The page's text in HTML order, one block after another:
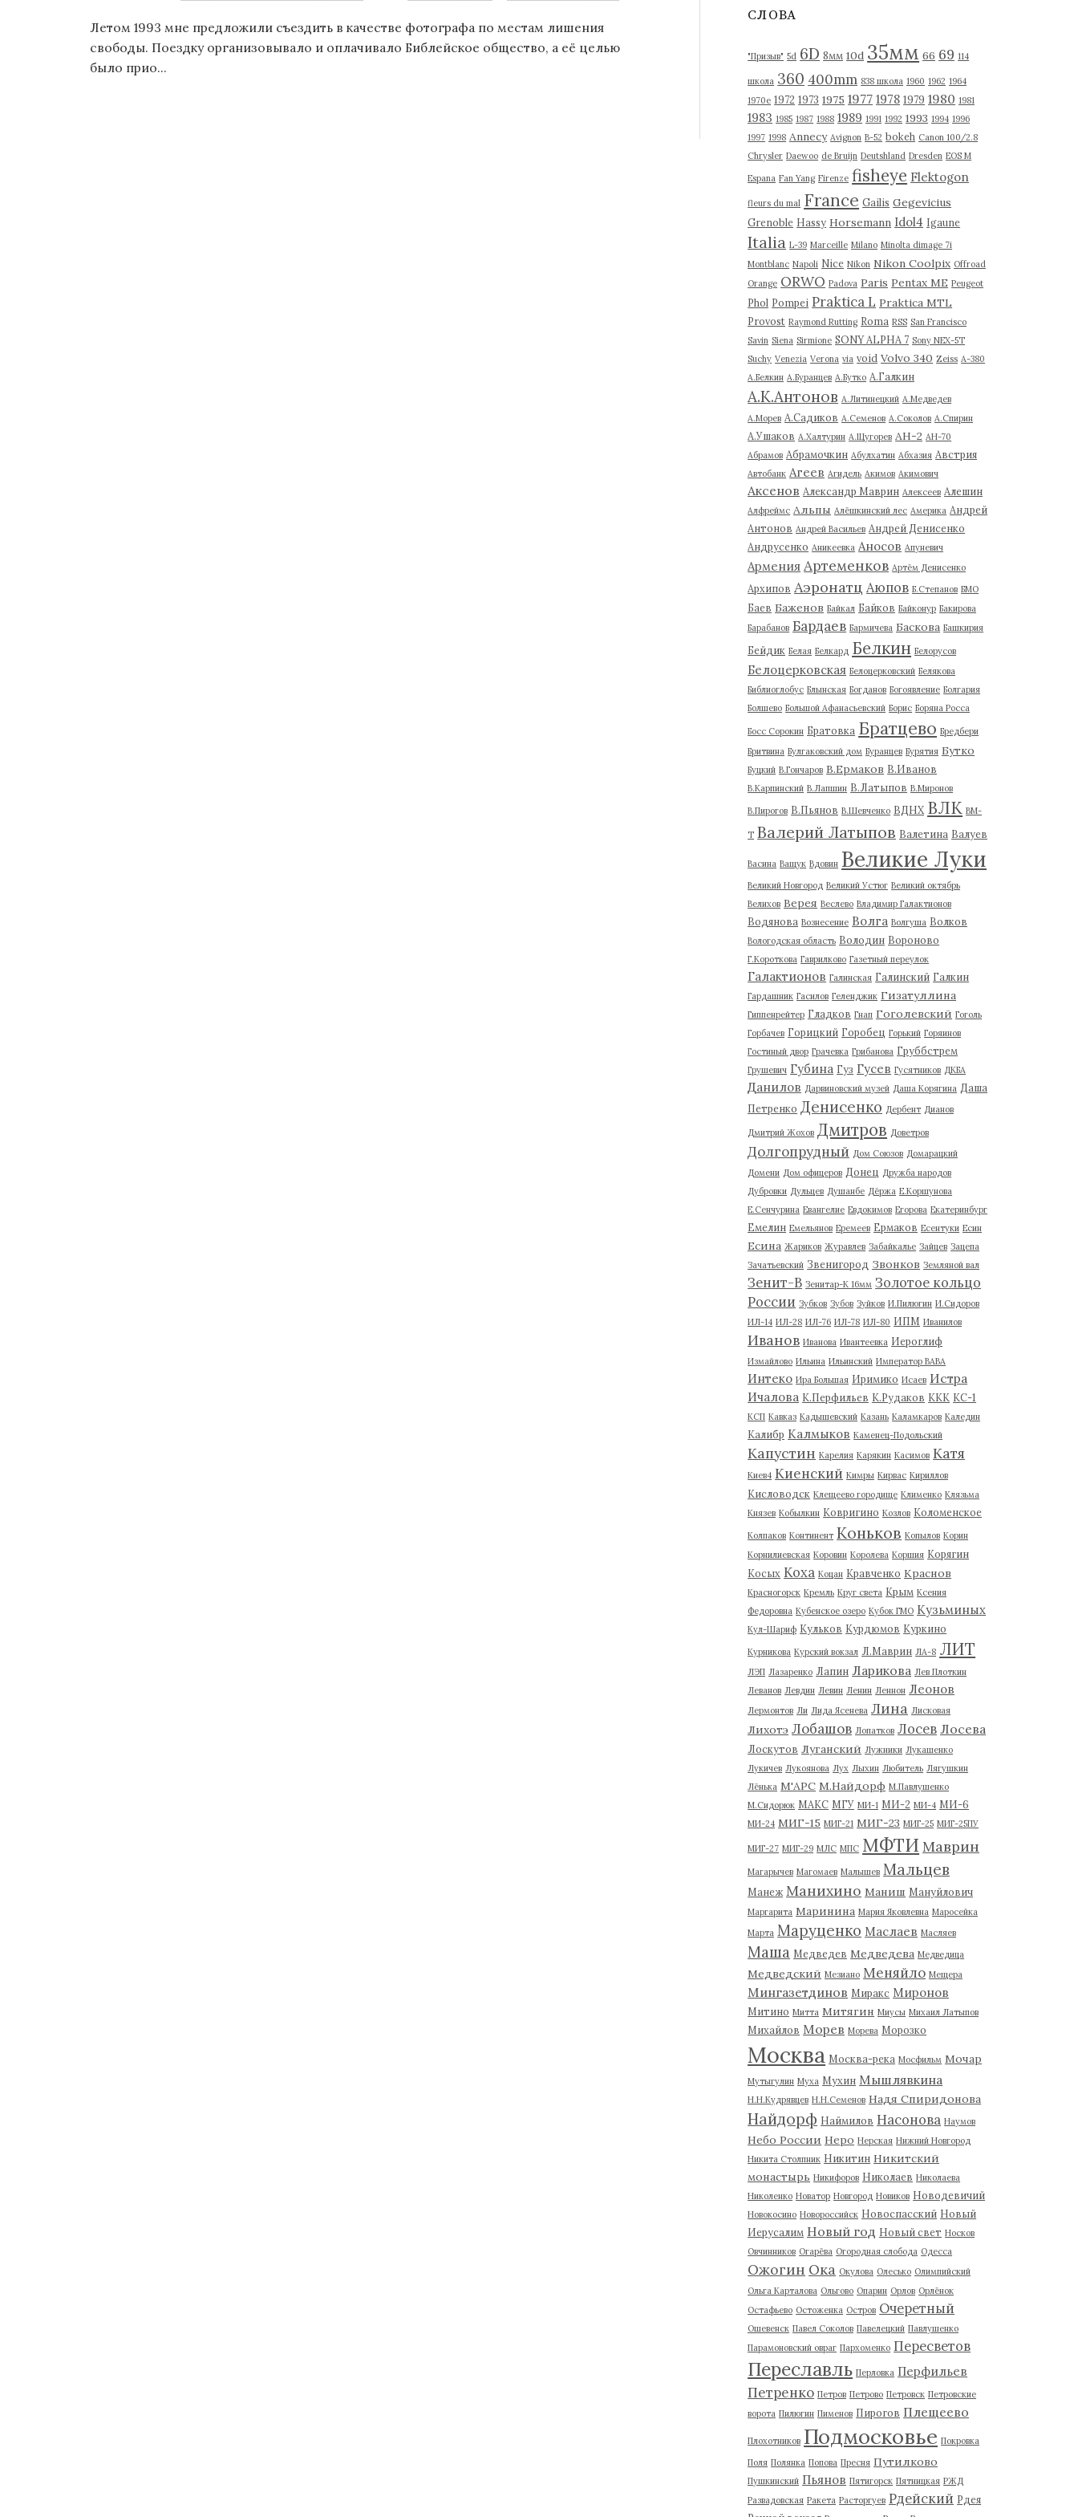
Летом 1993 мне предложили съездить в качестве фотографа по местам лишения
свободы. Поездку организовывало и оплачивало Библейское общество, а её целью
было прио...
в
СЛОВА
"Призыв" 5d 6D 8мм 10d 35мм 66 69 114
школа 360 400mm 838 школа 1960 1962 1964
1970е 1972 1973 1975 1977 1978 1979 1980 1981
1983 1985 1987 1988 1989 1991 1992 1993 1994 1996
1997 1998 Annecy Avignon B-52 bokeh Canon 100/2.8
Chrysler Daewoo de Bruijn Deutshland Dresden EOS M
Espana Fan Yang Firenze fisheye Flektogon
fleurs du mal France Gailis Gegevicius
Grenoble Hassy Horsemann Idol4 Igaune
Italia L-39 Marceille Milano Minolta dimage 7i
Montblanc Napoli Nice Nikon Nikon Coolpix Offroad
Orange ORWO Padova Paris Pentax ME Peugeot
Phol Pompei Praktica L Praktica MTL
Provost Raymond Rutting Roma RSS San Francisco
Savin Siena Sirmione SONY ALPHA 7 Sony NEX-5T
Suchy Venezia Verona via void Volvo 340 Zeiss А-380
А.Белкин А.Буранцев А.Бутко А.Галкин
А.К.Антонов А.Литинецкий А.Медведев
А.Морев А.Садиков А.Семенов А.Соколов А.Спирин
А.Ушаков А.Халтурин А.Щугорев АН-2 АН-70
Абрамов Абрамочкин Абулхатин Абхазия Австрия
Автобанк Агеев Агидель Акимов Акимович
Аксенов Александр Маврин Алексеев Алешин
Алфреймс Альпы Алёшкинский лес Америка Андрей
Антонов Андрей Васильев Андрей Денисенко
Андрусенко Аникеевка Аносов Апуневич
Армения Артеменков Артём Денисенко
Архипов Аэронатц Аюпов Б.Степанов БМО
Баев Баженов Байкал Байков Байконур Бакирова
Барабанов Бардаев Бармичева Баскова Башкирия
Бейдик Белая Белкард Белкин Белорусов
Белоцерковская Белоцерковский Белякова
Библиоглобус Блынская Богданов Богоявление Болгария
Болшево Большой Афанасьевский Борис Боряна Росса
Босс Сорокин Братовка Братцево Бредбери
Бритвина Булгаковский дом Буранцев Бурятия Бутко
Буцкий В.Гончаров В.Ермаков В.Иванов
В.Карпинский В.Лапшин В.Латыпов В.Миронов
В.Пирогов В.Пьянов В.Шевченко ВДНХ ВЛК ВМ-
Т Валерий Латыпов Валетина Валуев
Васина Ващук Вдовин Великие Луки
Великий Новгород Великий Устюг Великий октябрь
Велихов Верея Веслево Владимир Галактионов
Водянова Вознесение Волга Волгуша Волков
Вологодская область Володин Вороново
Г.Короткова Гаврилково Газетный переулок
Галактионов Галинская Галинский Галкин
Гардашник Гасилов Геленджик Гизатуллина
Гиппенрейтер Гладков Гнап Гоголевский Гоголь
Горбачев Горицкий Горобец Горький Горяинов
Гостиный двор Грачевка Грибанова Груббстрем
Грушевич Губина Гуз Гусев Гусятников ДКБА
Данилов Дарвиновский музей Даша Корягина Даша
Петренко Денисенко Дербент Дианов
Дмитрий Жохов Дмитров Доветров
Долгопрудный Дом Союзов Домарацкий
Домени Дом офицеров Донец Дружба народов
Дубровки Дульцев Душанбе Дёржа Е.Коршунова
Е.Сенчурина Евангелие Евдокимов Егорова Екатеринбург
Емелин Емельянов Еремеев Ермаков Есентуки Есин
Есина Жариков Журавлев Забайкалье Зайцев Зацепа
Зачатьевский Звенигород Звонков Земляной вал
Зенит-В Зенитар-К 16мм Золотое кольцо
России Зубков Зубов Зуйков И.Пилюгин И.Сидоров
ИЛ-14 ИЛ-28 ИЛ-76 ИЛ-78 ИЛ-80 ИПМ Иванилов
Иванов Иванова Ивантеевка Иероглиф
Измайлово Ильина Ильинский Император ВАВА
Интеко Ира Большая Иримико Исаев Истра
Ичалова К.Перфильев К.Рудаков ККК КС-1
КСП Кавказ Кадышевский Казань Каламкаров Каледин
Калибр Калмыков Каменец-Подольский
Капустин Карелия Карякин Касимов Катя
Киев4 Киенский Кимры Кирвас Кириллов
Кисловодск Клещеево городище Клименко Клязьма
Князев Кобылкин Ковригино Козлов Коломенское
Колпаков Континент Коньков Копылов Корин
Корнилиевская Коровин Королева Коршия Корягин
Косых Коха Коцан Кравченко Краснов
Красногорск Кремль Круг света Крым Ксения
Федоровна Кубенское озеро Кубок ГМО Кузьминых
Кул-Шариф Кульков Курдюмов Куркино
Курникова Курский вокзал Л.Маврин ЛА-8 ЛИТ
ЛЭП Лазаренко Лапин Ларикова Лев Плоткин
Леванов Левдин Левин Ленин Леннон Леонов
Лермонтов Ли Лида Ясенева Лина Лисковая
Лихотэ Лобашов Лопатков Лосев Лосева
Лоскутов Луганский Лужники Лукашенко
Лукичев Лукоянова Лух Лыхин Любитель Лягушкин
Лёнька М'АРС М.Найдорф М.Павлушенко
М.Сидорюк МАКС МГУ МИ-1 МИ-2 МИ-4 МИ-6
МИ-24 МИГ-15 МИГ-21 МИГ-23 МИГ-25 МИГ-25ПУ
МИГ-27 МИГ-29 МЛС МПС МФТИ Маврин
Магарычев Магомаев Малышев Мальцев
Манеж Манихино Маниш Мануйлович
Маргарита Маринина Мария Яковлевна Маросейка
Марта Маруценко Маслаев Масляев
Маша Медведев Медведева Медведица
Медведский Мезиано Меняйло Мещера
Мингазетдинов Миракс Миронов
Митино Митта Митягин Миусы Михаил Латыпов
Михайлов Морев Морева Морозко
Москва Москва-река Мосфильм Мочар
Мутыгулин Муха Мухин Мышлявкина
Н.Н.Кудрявцев Н.Н.Семенов Надя Спиридонова
Найдорф Наймилов Насонова Наумов
Небо России Неро Нерская Нижний Новгород
Никита Столпник Никитин Никитский
монастырь Никифоров Николаев Николаева
Николенко Новатор Новгород Новиков Новодевичий
Новокосино Новороссийск Новоспасский Новый
Иерусалим Новый год Новый свет Носков
Овчинников Огарёва Огородная слобода Одесса
Ожогин Ока Окулова Олесько Олимпийский
Ольга Карталова Ольгово Опарин Орлов Орлёнок
Остафьево Остоженка Остров Очеретный
Ошевенск Павел Соколов Павелецкий Павлушенко
Парамоновский овраг Пархоменко Пересветов
Переславль Перловка Перфильев
Петренко Петров Петрово Петровск Петровские
ворота Пилюгин Пименов Пирогов Плещеево
Плохотников Подмосковье Покровка
Поля Полянка Попова Пресня Путилково
Пушкинский Пьянов Пятигорск Пятницкая РЖД
Развадовская Ракета Расторгуев Рдейский Рдея